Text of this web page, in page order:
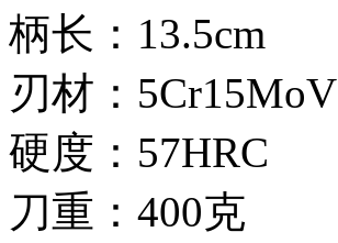
柄长：13.5cm
刃材：5Cr15MoV
硬度：57HRC
刀重：400克